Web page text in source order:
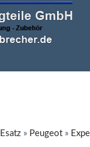
» Peugeot »